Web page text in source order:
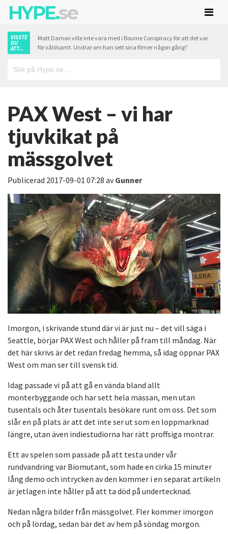
HYPE.se
VISSTE
DU
ATT...
Matt Damon ville inte vara med i Bourne Conspiracy för att det var
för våldsamt. Undrar om han sett sina filmer någon gång?
PAX West – vi har
tjuvkikat på
mässgolvet
Publicerad 2017-09-01 07:28 avGunner
Imorgon, i skrivande stund där vi är just nu – det vill säga i
Seattle, börjar PAX West och håller på fram till måndag. När
det här skrivs är det redan fredag hemma, så idag öppnar PAX
West om man ser till svensk tid.
Idag passade vi på att gå en vända bland allt
monterbyggande och har sett hela mässan, men utan
tusentals och åter tusentals besökare runt om oss. Det som
slår en på plats är att det inte ser ut som en loppmarknad
längre, utan även indiestudiorna har rätt proffsiga montrar.
Ett av spelen som passade på att testa under vår
rundvandring var Biomutant, som hade en cirka 15 minuter
lång demo och intrycken av den kommer i en separat artikeln
är jetlagen inte håller på att ta död på undertecknad.
Nedan några bilder från mässgolvet. Fler kommer imorgon
och på lördag, sedan bär det av hem på söndag morgon.